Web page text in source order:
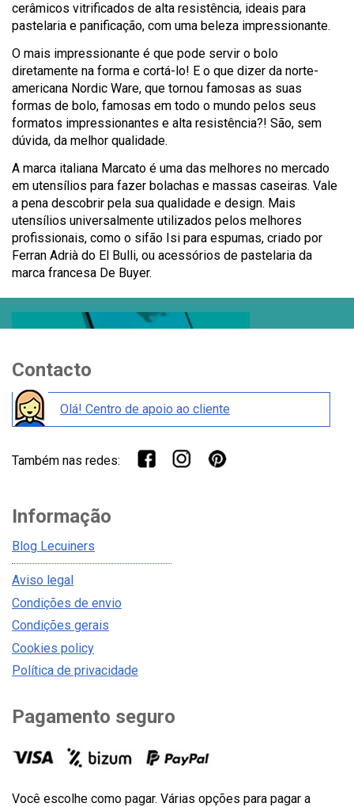
cerâmicos vitrificados de alta resistência, ideais para
pastelaria e panificação, com uma beleza impressionante.
O mais impressionante é que pode servir o bolo
diretamente na forma e cortá-lo! E o que dizer da norte-
americana Nordic Ware, que tornou famosas as suas
formas de bolo, famosas em todo o mundo pelos seus
formatos impressionantes e alta resistência?! São, sem
dúvida, da melhor qualidade.
A marca italiana Marcato é uma das melhores no mercado
em utensílios para fazer bolachas e massas caseiras. Vale
a pena descobrir pela sua qualidade e design. Mais
utensílios universalmente utilizados pelos melhores
profissionais, como o sifão Isi para espumas, criado por
Ferran Adrià do El Bulli, ou acessórios de pastelaria da
marca francesa De Buyer.
Contacto
Olá! Centro de apoio ao cliente
Também nas redes:
Informação
Blog Lecuiners
Aviso legal
Condições de envio
Condições gerais
Cookies policy
Política de privacidade
Pagamento seguro
Você escolhe como pagar. Várias opções para pagar a